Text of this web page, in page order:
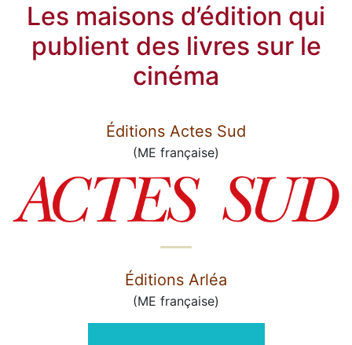
Les maisons d’édition qui
publient des livres sur le
cinéma
Éditions Actes Sud
(ME française)
Éditions Arléa
(ME française)